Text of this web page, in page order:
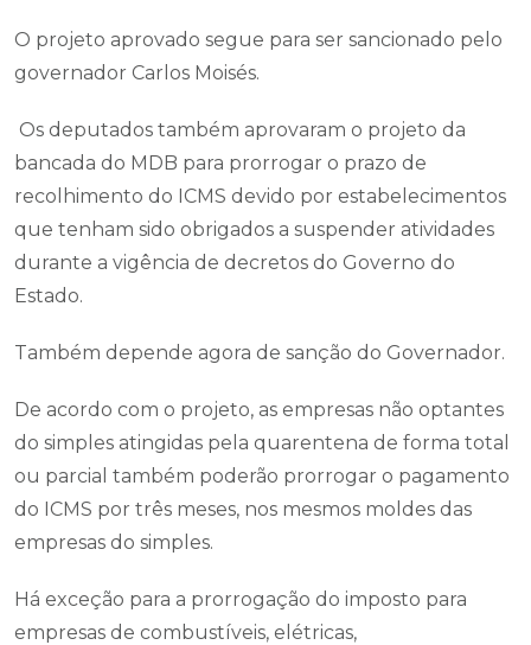
O projeto aprovado segue para ser sancionado pelo
governador Carlos Moisés.
Os deputados também aprovaram o projeto da
bancada do MDB para prorrogar o prazo de
recolhimento do ICMS devido por estabelecimentos
que tenham sido obrigados a suspender atividades
durante a vigência de decretos do Governo do
Estado.
Também depende agora de sanção do Governador.
De acordo com o projeto, as empresas não optantes
do simples atingidas pela quarentena de forma total
ou parcial também poderão prorrogar o pagamento
do ICMS por três meses, nos mesmos moldes das
empresas do simples.
Há exceção para a prorrogação do imposto para
empresas de combustíveis, elétricas,